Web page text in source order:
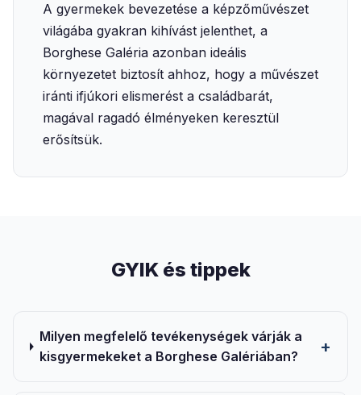
A gyermekek bevezetése a képzőművészet
világába gyakran kihívást jelenthet, a
Borghese Galéria azonban ideális
környezetet biztosít ahhoz, hogy a művészet
iránti ifjúkori elismerést a családbarát,
magával ragadó élményeken keresztül
erősítsük.
GYIK és tippek
Milyen megfelelő tevékenységek várják a
kisgyermekeket a Borghese Galériában?